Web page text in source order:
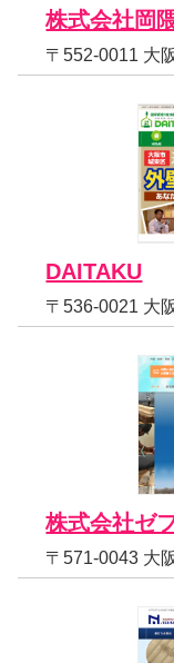
株式会社岡
〒552-0011 大
DAITAKU
〒536-0021 大
株式会社ゼ
〒571-0043 大